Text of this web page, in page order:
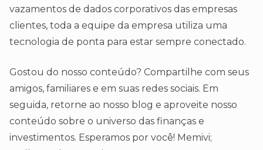
vazamentos de dados corporativos das empresas
clientes, toda a equipe da empresa utiliza uma
tecnologia de ponta para estar sempre conectado.
Gostou do nosso conteúdo? Compartilhe com seus
amigos, familiares e em suas redes sociais. Em
seguida, retorne ao nosso blog e aproveite nosso
conteúdo sobre o universo das finanças e
investimentos. Esperamos por você! Memivi;